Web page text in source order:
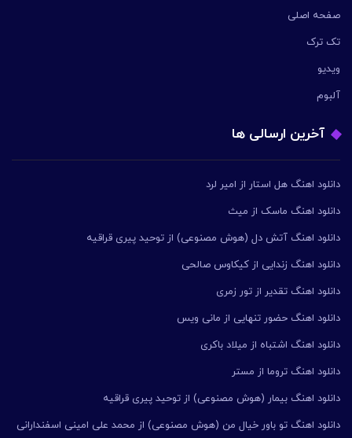
صفحه اصلی
تک ترک
ویدیو
آلبوم
آخرین ارسالی ها
دانلود اهنگ هل استار از امیر لرد
دانلود اهنگ ماسک از میث
دانلود اهنگ آتش دل (هوش مصنوعی) از توحید پیری قراقیه
دانلود اهنگ زندایی از کیکاوس صالحی
دانلود اهنگ تقدیر از تور زمری
دانلود اهنگ حضور تنهایی از مانی ویس
دانلود اهنگ اشتباه از میلاد باکری
دانلود اهنگ تروما از مستر
دانلود اهنگ بیمار (هوش مصنوعی) از توحید پیری قراقیه
دانلود اهنگ تو باور خیال من (هوش مصنوعی) از محمد علی امینی اسفندارانی